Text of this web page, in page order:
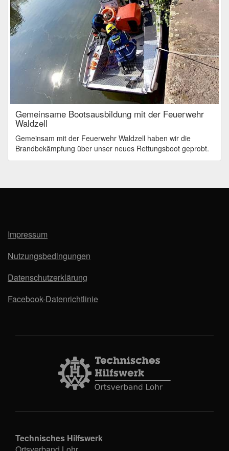
Gemeinsame Bootsausbildung mit der Feuerwehr
Waldzell
Gemeinsam mit der Feuerwehr Waldzell haben wir die
Brandbekämpfung über unser neues Rettungsboot geprobt.
Impressum
Nutzungsbedingungen
Datenschutzerklärung
Facebook-Datenrichtlinie
Technisches Hilfswerk